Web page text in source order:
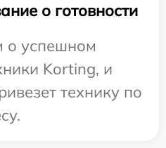
о готовности
успешном
Korting, и
технику по